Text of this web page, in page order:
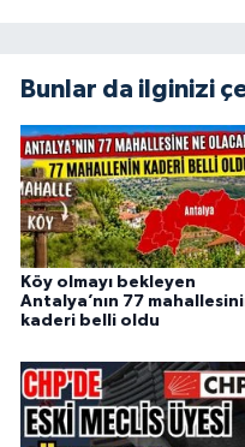
Bunlar da ilginizi
Köy olmayı bekleyen
Antalya’nın 77
kaderi belli oldu